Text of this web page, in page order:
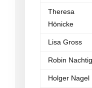
Theresa
Hönicke
Lisa Gross
Robin
Holger Nagel